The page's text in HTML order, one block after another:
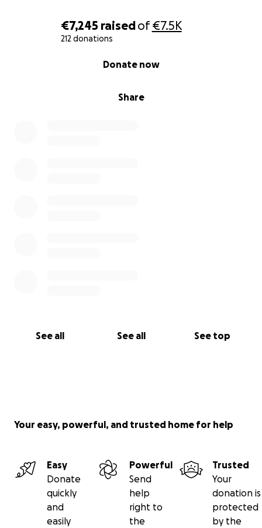
€7,245 raisedof€7.5K
212 donations
Share
Donate now
See all See all See top
Your easy, powerful, and trusted home for help
Easy
Donate
quickly
and
easily
Powerful
Send
help
right to
the
Trusted
Your
donation is
protected
by the